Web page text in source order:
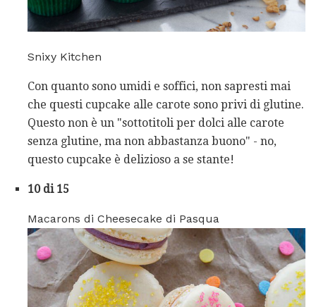
Snixy Kitchen
Con quanto sono umidi e soffici, non sapresti mai
che questi cupcake alle carote sono privi di glutine.
Questo non è un "sottotitoli per dolci alle carote
senza glutine, ma non abbastanza buono" - no,
questo cupcake è delizioso a se stante!
10 di 15
Macarons di Cheesecake di Pasqua